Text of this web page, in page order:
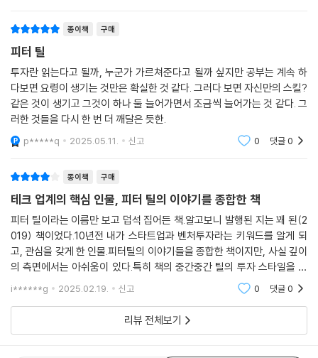
러 이상으로 불어났다. 고작 6년 만에 700배의 수익을 거둔 것이다. 이때
틸은 ‘투자의 귀재’라는 명성을 얻었다. --- p.148
미스릴 캐피털은 슬림한 회사로, 현대판 버크셔 해서웨이 같은 느낌을 준
다. 로얀은 경영 책임자, 틸은 투자위원회 의장이며 그 외의 직원들이라고
는 틸이 운영했던 회사에서 뽑아온 열 명이 전부다. 어떤 기업의 누구에게
자금을 제공할지에 대한 최종 결정은 로얀과 틸이 내린다. 로얀에 따르면
원래는 영구채 형태를 생각했고 15년 후에 주식을 상장할 계획이었다. 틸
던 것이다. 하지만 이를 너무 급진적인 방식이라 여긴 투자자들로 인해 두
사람은 결국 좀 더 일반적인 펀드 구조를 택하기로 했다. 그렇다고 해도 만
기가 12년인 장기 펀드였지만 말이다.
미스릴 캐피털의 포트폴리오는 실리콘밸리에서 아무도 들어본 적이 없을
만한 기업에 집중되어 있다. 그중에는 현금흐름 최적화 서비스를 제공하는
미국 캔자스시티의 핀테크 기업 C2FO, 프랑스 툴루즈의 하수관 조사 로봇
개발 회사, 철도 승차권 예약 서비스를 제공하는 보스턴의 기술 기업 등이
포함되어 있다. --- p.151
파운더스 펀드는 틸이 2005년에 페이팔 공동 창업자인 켄 하워리, 루크
종이책 구매
피터 틸
투자란 읽는다고 될까, 누군가 가르쳐준다고 될까 싶지만 공부는 계속 하
다보면 요령이 생기는 것만은 확실한 것 같다. 그러다 보면 자신만의 스킬?
같은 것이 생기고 그것이 하나 둘 늘어가면서 조금씩 늘어가는 것 같다. 그
러한 것들을 다시 한 번 더 깨달은 듯한.
p*****q 2025.05.11. 신고 0 댓글0
종이책 구매
테크 업계의 핵심 인물, 피터 틸의 이야기를 종합한 책
피터 틸이라는 이름만 보고 덥석 집어든 책.알고보니 발행된 지는 꽤 된(2
019) 책이었다.10년전 내가 스타트업과 벤처투자라는 키워드를 알게 되
고, 관심을 갖게 한 인물.피터틸의 이야기들을 종합한 책이지만, 사실 깊이
의 측면에서는 아쉬움이 있다.특히 책의 중간중간 틸의 투자 스타일을 워
렌 버핏과 비교하여 서술하는 부분이 있는데, 알맞은 비교는 아니라고 생
각한다.여전히 피터
i******g 2025.02.19. 신고 0 댓글0
리뷰 전체보기